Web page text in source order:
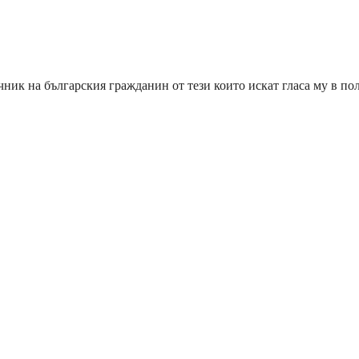
на българския гражданин от тези които искат гласа му в